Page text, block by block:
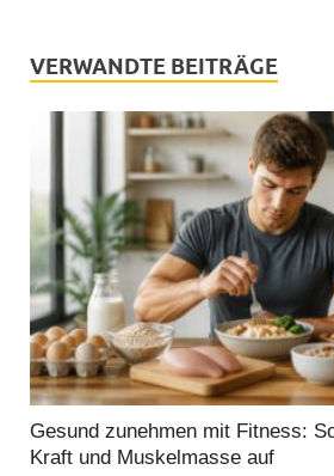
VERWANDTE BEITRÄGE
Gesund zunehmen mit Fitness:
Kraft und Muskelmasse auf